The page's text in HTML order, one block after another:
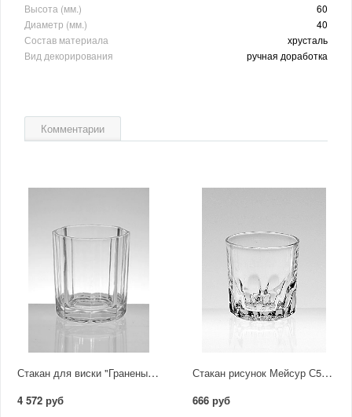
Высота (мм.)
60
Диаметр (мм.)
40
Состав материала
хрусталь
Вид декорирования
ручная доработка
Комментарии
Стакан для виски "Граненый" с доработкой С464/1
4 572 руб
Стакан рисунок Мейсур С566/2
666 руб